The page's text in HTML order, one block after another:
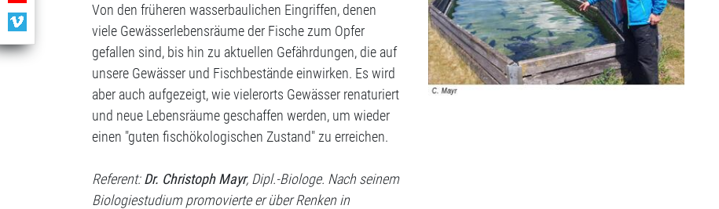
Von den früheren wasserbaulichen Eingriffen, denen
viele Gewässerlebensräume der Fische zum Opfer
gefallen sind, bis hin zu aktuellen Gefährdungen, die auf
unsere Gewässer und Fischbestände einwirken. Es wird
aber auch aufgezeigt, wie vielerorts Gewässer renaturiert
und neue Lebensräume geschaffen werden, um wieder
einen "guten fischökologischen Zustand" zu erreichen.
Referent:Dr. Christoph Mayr, Dipl.-Biologe. Nach seinem
Biologiestudium promovierte er über Renken in